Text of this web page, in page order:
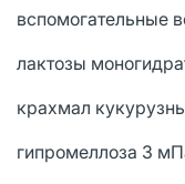
вспомогательные
лактозы
крахмал
гипромеллоза 3